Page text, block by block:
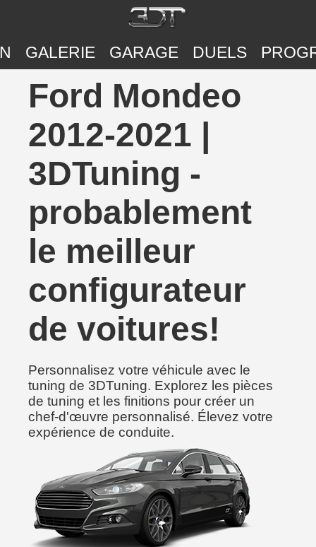
GALERIE GARAGE DUELS
Ford Mondeo
2012-2021 |
3DTuning -
probablement
le meilleur
configurateur
de voitures!
Personnalisez votre véhicule avec le
tuning de 3DTuning. Explorez les pièces
de tuning et les finitions pour créer un
chef-d'œuvre personnalisé. Élevez votre
expérience de conduite.